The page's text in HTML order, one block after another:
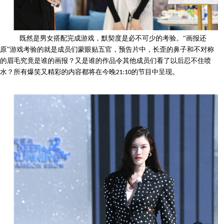
既然是男女搭配完成游戏，默契度是必不可少的考验。 “画报还
原”游戏考验的就是成员们蒙眼贴五官，预告片中，长歪的鼻子和不对称
的眉毛究竟是谁的画报？又是谁的作品令其他成员们看了以后忍不住喷
水？所有爆笑又精彩的内容都将在今晚21:10的节目中呈现。